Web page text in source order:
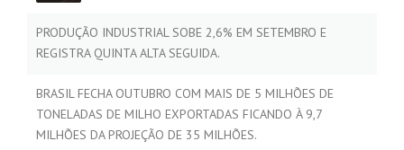
PRODUÇÃO INDUSTRIAL SOBE 2,6% EM SETEMBRO E
REGISTRA QUINTA ALTA SEGUIDA.
BRASIL FECHA OUTUBRO COM MAIS DE 5 MILHÕES DE
TONELADAS DE MILHO EXPORTADAS FICANDO À 9,7
MILHÕES DA PROJEÇÃO DE 35 MILHÕES.